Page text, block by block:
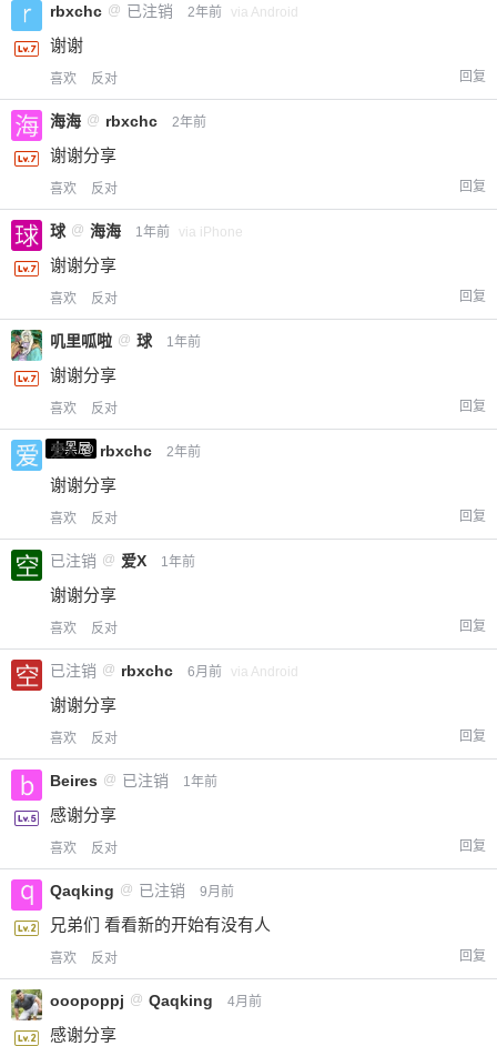
rbxchc @ 已注销 2年前 via Android
谢谢
喜欢 反对 回复
海海 @ rbxchc 2年前
谢谢分享
喜欢 反对 回复
球 @ 海海 1年前 via iPhone
谢谢分享
喜欢 反对 回复
叽里呱啦 @ 球 1年前
谢谢分享
喜欢 反对 回复
小黑屋
爱X @ rbxchc 2年前
谢谢分享
喜欢 反对 回复
已注销 @ 爱X 1年前
谢谢分享
喜欢 反对 回复
已注销 @ rbxchc 6月前 via Android
谢谢分享
喜欢 反对 回复
Beires @ 已注销 1年前
感谢分享
喜欢 反对 回复
Qaqking @ 已注销 9月前
兄弟们 看看新的开始有没有人
喜欢 反对 回复
ooopoppj @ Qaqking 4月前
感谢分享